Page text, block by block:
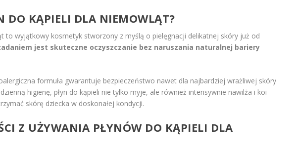
DO KĄPIELI DLA NIEMOWLĄT?
to wyjątkowy kosmetyk stworzony z myślą o pielęgnacji delikatnej skóry już od
jest skuteczne oczyszczanie bez naruszania naturalnej bariery
formuła gwarantuje bezpieczeństwo nawet dla najbardziej wrażliwej skóry
higienę, płyn do kąpieli nie tylko myje, ale również intensywnie nawilża i koi
skórę dziecka w doskonałej kondycji.
Z UŻYWANIA PŁYNÓW DO KĄPIELI DLA